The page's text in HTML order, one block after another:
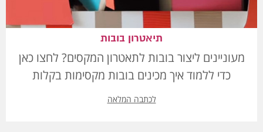
תיאטרון בובות
מעוניינים ליצור בובות לתאטרון המקסים? לחצו כאן
כדי ללמוד איך מכינים בובות מקסימות בקלות
לכתבה המלאה